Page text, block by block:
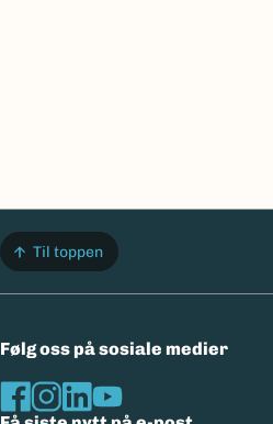
Til toppen
Følg oss på sosiale medier